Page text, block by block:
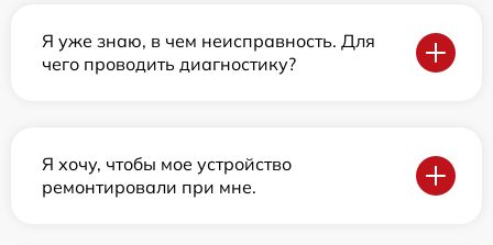
Я уже знаю, в чем неисправность. Для
чего проводить диагностику?
Я хочу, чтобы мое устройство
ремонтировали при мне.